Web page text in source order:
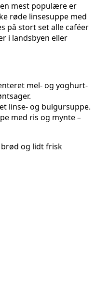
mest populære er
røde linse­suppe med
på stort set alle caféer
i landsbyen eller
mel- og yoghurt­
linse- og bulgursuppe.
med ris og mynte –
brød og lidt frisk